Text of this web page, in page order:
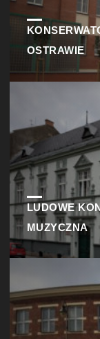
OSTRAWIE
LUDOWE
MUZYCZNA